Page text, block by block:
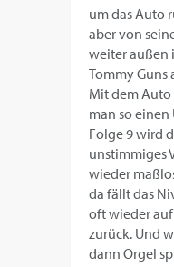
um das Auto
aber von
weiter außen
Tommy Guns
Mit dem
man so einen
Folge 9 wird
unstimmiges
wieder
da fällt das
oft wieder
zurück. Und
dann Orgel